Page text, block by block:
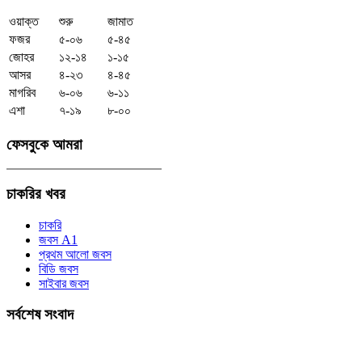
ওয়াক্ত শুরু
জামাত
ফজর
৫-০৬
৫-৪৫
জোহর
১২-১৪
১-১৫
আসর
৪-২৩
৪-৪৫
মাগরিব
৬-০৬
৬-১১
এশা
৭-১৯ ৮-০০
ফেসবুকেআমরা
চাকরিরখবর
চাকরি
জবস A1
প্রথম আলো জবস
বিডি জবস
সাইবার জবস
সর্বশেষসংবাদ